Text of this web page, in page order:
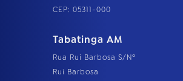
CEP: 05311-000
Tabatinga AM
Rua Rui Barbosa S/Nº
Rui Barbosa